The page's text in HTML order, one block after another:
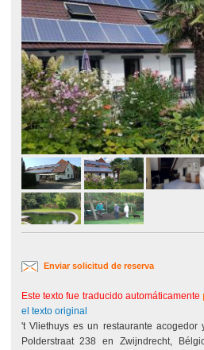
Enviar solicitud de reserva
Este texto fue traducido automáticamente
el texto original
't Vliethuys es un restaurante
Polderstraat 238 en Zwijndrecht,